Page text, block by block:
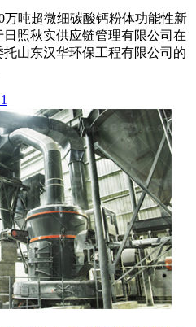
万吨超微细碳酸钙粉体功能性新
照秋实供应链管理有限公司在
山东汉华环保工程有限公司的